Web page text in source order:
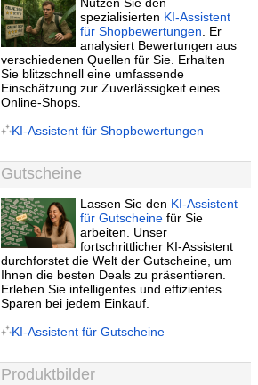
spezialisierten KI-Assistent
für Shopbewertungen . Er
analysiert Bewertungen aus
verschiedenen Quellen für Sie. Erhalten
Sie blitzschnell eine umfassende
Einschätzung zur Zuverlässigkeit eines
Online-Shops.
KI-Assistent für Shopbewertungen
Gutscheine
Lassen Sie den KI-Assistent
für Gutscheine für Sie
arbeiten. Unser
fortschrittlicher KI-Assistent
durchforstet die Welt der Gutscheine, um
Ihnen die besten Deals zu präsentieren.
Erleben Sie intelligentes und effizientes
Sparen bei jedem Einkauf.
KI-Assistent für Gutscheine
Produktbilder